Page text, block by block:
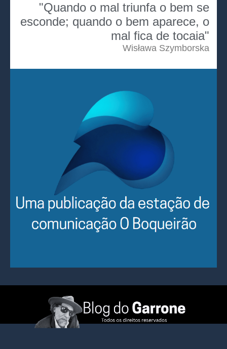
"Quando o mal triunfa o bem se
esconde; quando o bem aparece, o
mal fica de tocaia"
Wisława Szymborska